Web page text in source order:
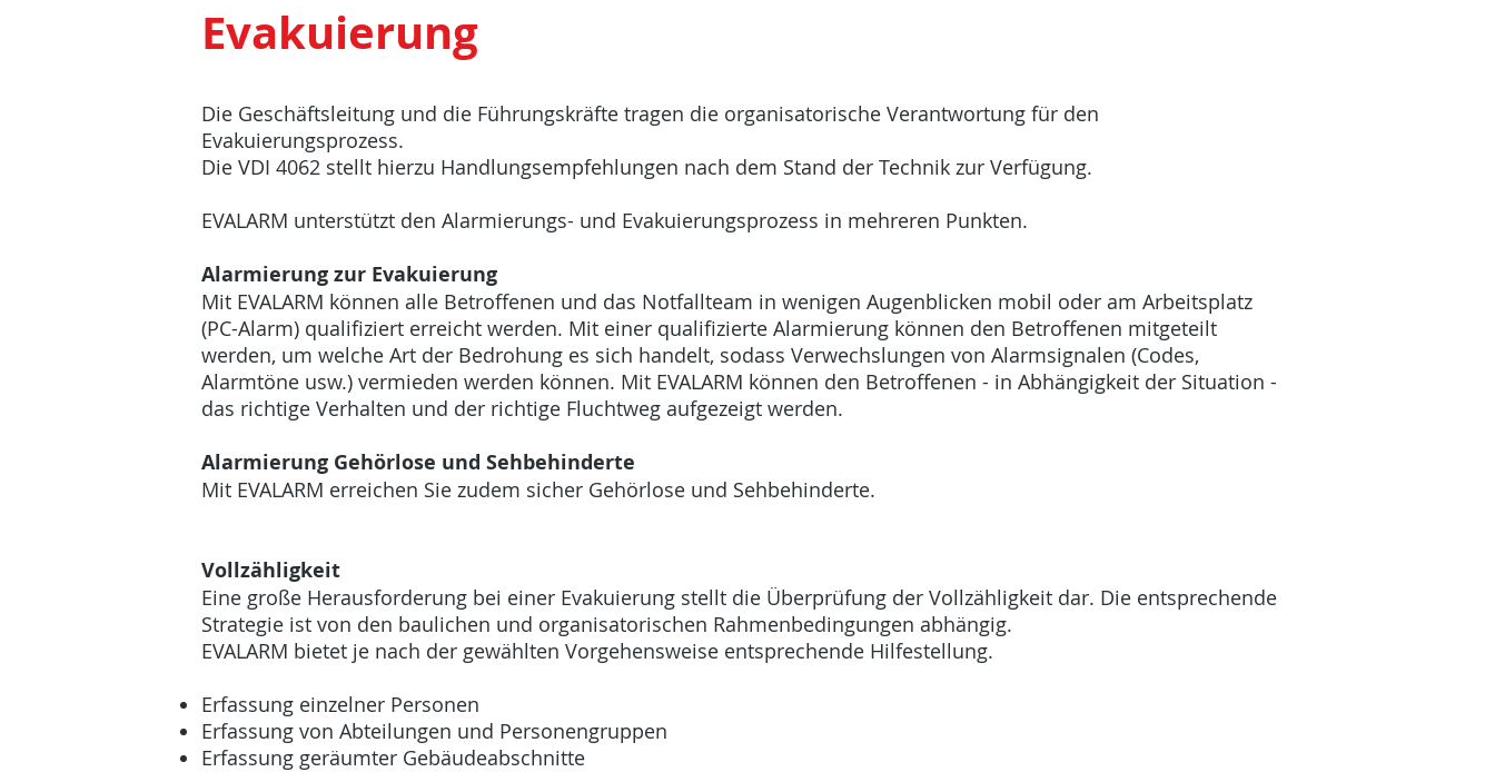
Evakuierung
Die Geschäftsleitung und die Führungskräfte tragen die organisatorische Verantwortung für den
Evakuierungsprozess.
Die VDI 4062 stellt hierzu Handlungsempfehlungen nach dem Stand der Technik zur Verfügung.
EVALARM unterstützt den Alarmierungs- und Evakuierungsprozess in mehreren Punkten.
Alarmierung zur Evakuierung
Mit EVALARM können alle Betroffenen und das Notfallteam in wenigen Augenblicken mobil oder am Arbeitsplatz
(PC-Alarm) qualifiziert erreicht werden. Mit einer qualifizierte Alarmierung können den Betroffenen mitgeteilt
werden, um welche Art der Bedrohung es sich handelt, sodass Verwechslungen von Alarmsignalen (Codes,
Alarmtöne usw.) vermieden werden können. Mit EVALARM können den Betroffenen - in Abhängigkeit der Situation -
das richtige Verhalten und der richtige Fluchtweg aufgezeigt werden.
Alarmierung Gehörlose und Sehbehinderte
Mit EVALARM erreichen Sie zudem sicher Gehörlose und Sehbehinderte.
Vollzähligkeit
Eine große Herausforderung bei einer Evakuierung stellt die Überprüfung der Vollzähligkeit dar. Die entsprechende
Strategie ist von den baulichen und organisatorischen Rahmenbedingungen abhängig.
EVALARM bietet je nach der gewählten Vorgehensweise entsprechende Hilfestellung.
Erfassung einzelner Personen
Erfassung von Abteilungen und Personengruppen
Erfassung geräumter Gebäudeabschnitte